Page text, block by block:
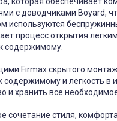
с доводчиками Boyard,
используются
процесс открытия
содержимому.
Firmax скрытого
и легкость в
и хранить все
сочетание стиля,